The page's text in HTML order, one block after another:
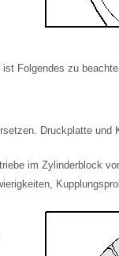
Folgendes zu
Druckplatte und
im Zylinderblock